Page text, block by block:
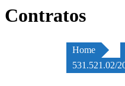
Contratos
Home
531.521.02/